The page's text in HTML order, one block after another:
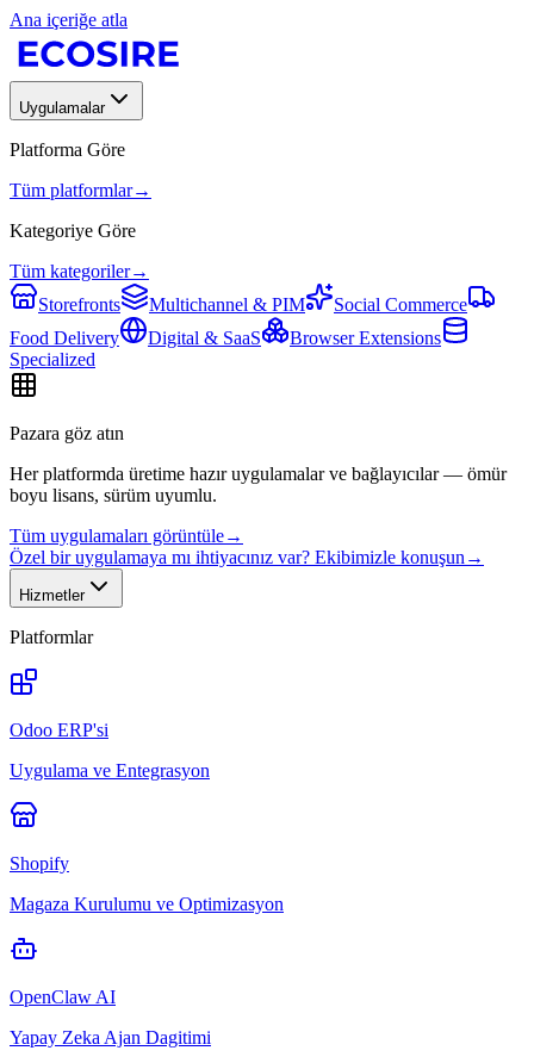
Ana içeriğe atla
Uygulamalar
Platforma Göre
Tüm platformlar→
Kategoriye Göre
Tüm kategoriler→
Storefronts
Multichannel & PIM
Social Commerce
Food Delivery
Digital & SaaS
Browser Extensions
Specialized
Pazara göz atın
Her platformda üretime hazır uygulamalar ve bağlayıcılar — ömür
boyu lisans, sürüm uyumlu.
Tüm uygulamaları görüntüle→
Özel bir uygulamaya mı ihtiyacınız var? Ekibimizle konuşun →
Hizmetler
Platformlar
Odoo ERP'si
Uygulama ve Entegrasyon
Shopify
Magaza Kurulumu ve Optimizasyon
OpenClaw AI
Yapay Zeka Ajan Dagitimi